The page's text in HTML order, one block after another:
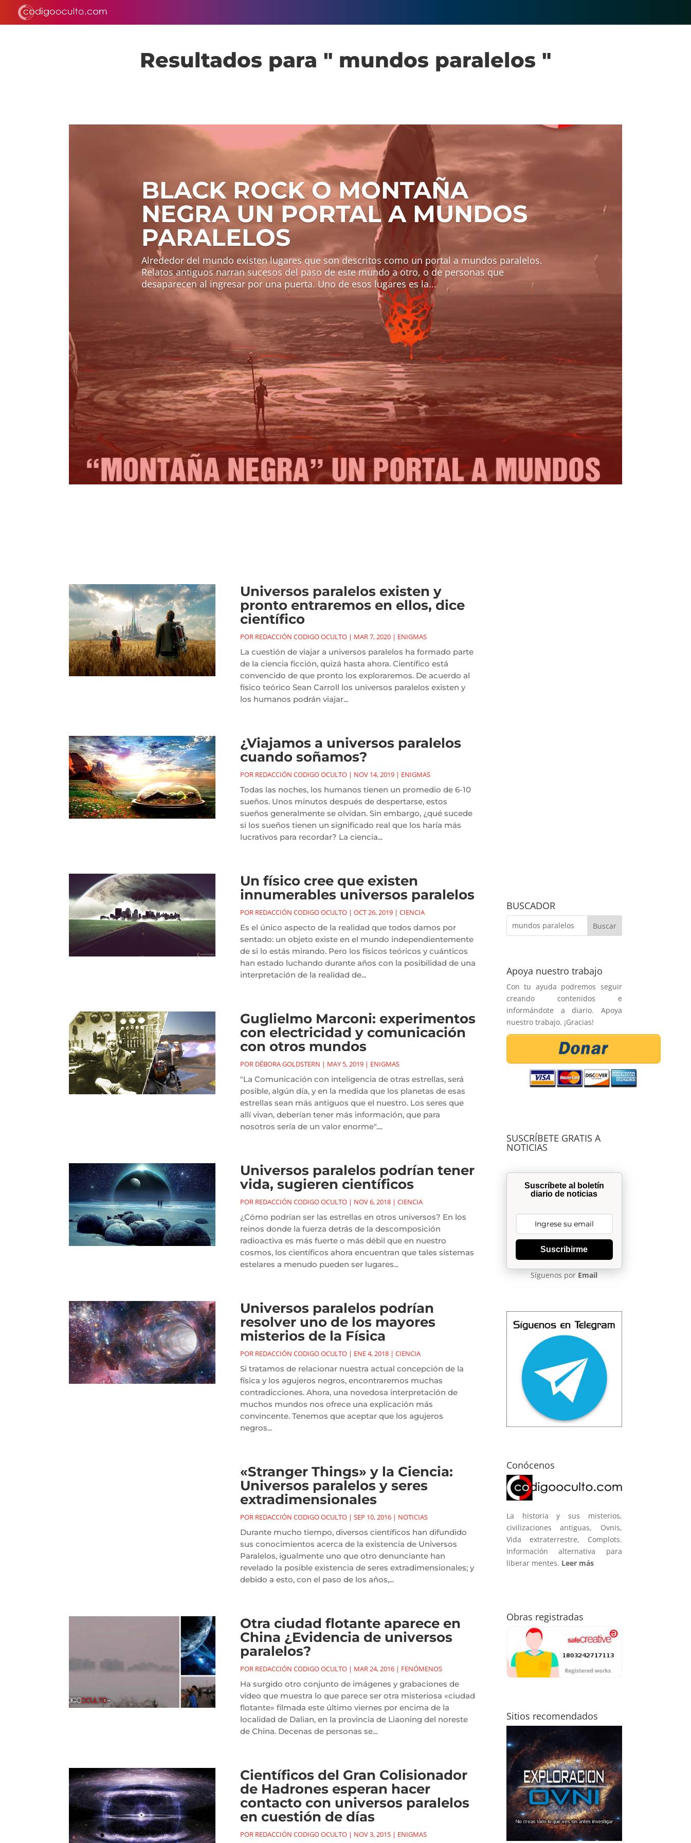
Resultados para " mundos paralelos "
BLACK ROCK O MONTAÑA
NEGRA UN PORTAL A MUNDOS
PARALELOS
Alrededor del mundo existen lugares que son descritos como un portal a mundos paralelos.
Relatos antiguos narran sucesos del paso de este mundo a otro, o de personas que
desaparecen al ingresar por una puerta. Uno de esos lugares es la...
Universos paralelos existen y
pronto entraremos en ellos, dice
científico
POR REDACCIÓN CODIGO OCULTO| MAR 7, 2020| ENIGMAS
La cuestión de viajar a universos paralelos ha formado parte
de la ciencia ficción, quizá hasta ahora. Científico está
convencido de que pronto los exploraremos. De acuerdo al
físico teórico Sean Carroll los universos paralelos existen y
los humanos podrán viajar...
¿Viajamos a universos paralelos
cuando soñamos?
POR REDACCIÓN CODIGO OCULTO| NOV 14, 2019| ENIGMAS
Todas las noches, los humanos tienen un promedio de 6-10
sueños. Unos minutos después de despertarse, estos
sueños generalmente se olvidan. Sin embargo, ¿qué sucede
si los sueños tienen un significado real que los haría más
lucrativos para recordar? La ciencia...
Un físico cree que existen
innumerables universos paralelos
POR REDACCIÓN CODIGO OCULTO| OCT 26, 2019| CIENCIA
Es el único aspecto de la realidad que todos damos por
sentado: un objeto existe en el mundo independientemente
de si lo estás mirando. Pero los físicos teóricos y cuánticos
han estado luchando durante años con la posibilidad de una
interpretación de la realidad de...
Guglielmo Marconi: experimentos
con electricidad y comunicación
con otros mundos
POR DÉBORA GOLDSTERN | MAY 5, 2019| ENIGMAS
"La Comunicación con inteligencia de otras estrellas, será
posible, algún día, y en la medida que los planetas de esas
estrellas sean más antiguos que el nuestro. Los seres que
allí vivan, deberían tener más información, que para
nosotros sería de un valor enorme"....
Universos paralelos podrían tener
vida, sugieren científicos
POR REDACCIÓN CODIGO OCULTO| NOV 6, 2018| CIENCIA
¿Cómo podrían ser las estrellas en otros universos? En los
reinos donde la fuerza detrás de la descomposición
radioactiva es más fuerte o más débil que en nuestro
cosmos, los científicos ahora encuentran que tales sistemas
estelares a menudo pueden ser lugares...
Universos paralelos podrían
resolver uno de los mayores
misterios de la Física
POR REDACCIÓN CODIGO OCULTO| ENE 4, 2018| CIENCIA
Si tratamos de relacionar nuestra actual concepción de la
física y los agujeros negros, encontraremos muchas
contradicciones. Ahora, una novedosa interpretación de
muchos mundos nos ofrece una explicación más
convincente. Tenemos que aceptar que los agujeros
negros...
«Stranger Things» y la Ciencia:
Universos paralelos y seres
extradimensionales
POR REDACCIÓN CODIGO OCULTO| SEP 10, 2016| NOTICIAS
Durante mucho tiempo, diversos científicos han difundido
sus conocimientos acerca de la existencia de Universos
Paralelos, igualmente uno que otro denunciante han
revelado la posible existencia de seres extradimensionales; y
debido a esto, con el paso de los años,...
Otra ciudad flotante aparece en
China ¿Evidencia de universos
paralelos?
POR REDACCIÓN CODIGO OCULTO| MAR 24, 2016| FENÓMENOS
Ha surgido otro conjunto de imágenes y grabaciones de
vídeo que muestra lo que parece ser otra misteriosa «ciudad
flotante» filmada este último viernes por encima de la
localidad de Dalian, en la provincia de Liaoning del noreste
de China. Decenas de personas se...
Científicos del Gran Colisionador
de Hadrones esperan hacer
contacto con universos paralelos
en cuestión de días
POR REDACCIÓN CODIGO OCULTO| NOV 3, 2015| ENIGMAS
BUSCADOR
Apoya nuestro trabajo
Con tu ayuda podremos seguir
creando contenidos e
informándote a diario. Apoya
nuestro trabajo. ¡Gracias!
SUSCRÍBETE GRATIS A
NOTICIAS
Suscríbete al boletín
diario de noticias
Suscribirme
Síguenos por Email
Conócenos
La historia y sus misterios,
civilizaciones antiguas, Ovnis,
Vida extraterrestre, Complots.
Información alternativa para
liberar mentes. Leer más
Obras registradas
Sitios recomendados